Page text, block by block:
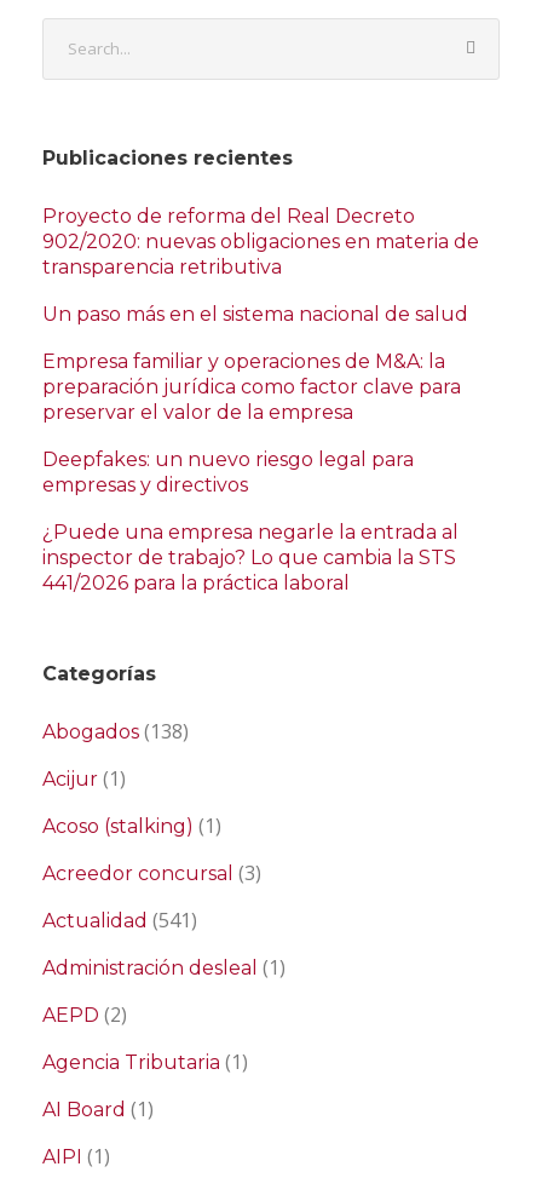
Publicaciones recientes
Proyecto de reforma del Real Decreto
902/2020: nuevas obligaciones en materia de
transparencia retributiva
Un paso más en el sistema nacional de salud
Empresa familiar y operaciones de M&A: la
preparación jurídica como factor clave para
preservar el valor de la empresa
Deepfakes: un nuevo riesgo legal para
empresas y directivos
¿Puede una empresa negarle la entrada al
inspector de trabajo? Lo que cambia la STS
441/2026 para la práctica laboral
Categorías
Abogados (138)
Acijur (1)
Acoso (stalking) (1)
Acreedor concursal (3)
Actualidad (541)
Administración desleal (1)
AEPD (2)
Agencia Tributaria (1)
AI Board (1)
AIPI (1)